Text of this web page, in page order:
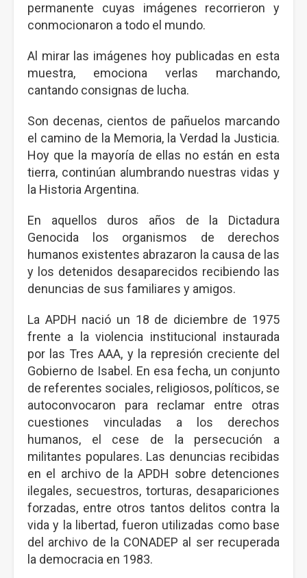
permanente cuyas imágenes recorrieron y
conmocionaron a todo el mundo.
Al mirar las imágenes hoy publicadas en esta
muestra, emociona verlas marchando,
cantando consignas de lucha.
Son decenas, cientos de pañuelos marcando
el camino de la Memoria, la Verdad la Justicia.
Hoy que la mayoría de ellas no están en esta
tierra, continúan alumbrando nuestras vidas y
la Historia Argentina.
En aquellos duros años de la Dictadura
Genocida los organismos de derechos
humanos existentes abrazaron la causa de las
y los detenidos desaparecidos recibiendo las
denuncias de sus familiares y amigos.
La APDH nació un 18 de diciembre de 1975
frente a la violencia institucional instaurada
por las Tres AAA, y la represión creciente del
Gobierno de Isabel. En esa fecha, un conjunto
de referentes sociales, religiosos, políticos, se
autoconvocaron para reclamar entre otras
cuestiones vinculadas a los derechos
humanos, el cese de la persecución a
militantes populares. Las denuncias recibidas
en el archivo de la APDH sobre detenciones
ilegales, secuestros, torturas, desapariciones
forzadas, entre otros tantos delitos contra la
vida y la libertad, fueron utilizadas como base
del archivo de la CONADEP al ser recuperada
la democracia en 1983.